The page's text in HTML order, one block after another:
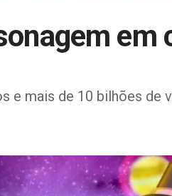
em
e mais de 10 bilhões de